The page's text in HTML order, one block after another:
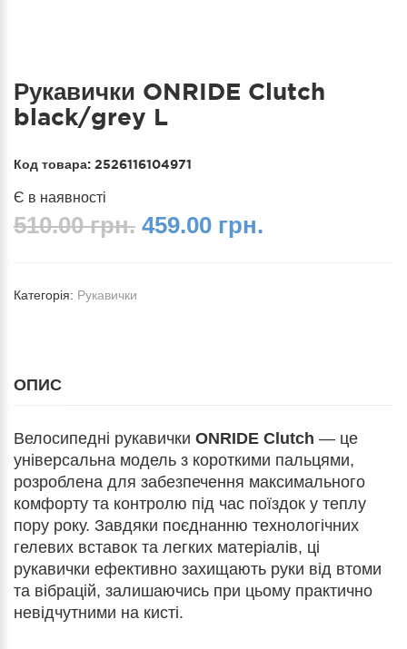
Рукавички ONRIDE Clutch
black/grey L
Код товара: 2526116104971
Є в наявності
510.00 грн. 459.00 грн.
Категорія: Рукавички
ОПИС
Велосипедні рукавички ONRIDE Clutch — це
універсальна модель з короткими пальцями,
розроблена для забезпечення максимального
комфорту та контролю під час поїздок у теплу
пору року. Завдяки поєднанню технологічних
гелевих вставок та легких матеріалів, ці
рукавички ефективно захищають руки від втоми
та вібрацій, залишаючись при цьому практично
невідчутними на кисті.